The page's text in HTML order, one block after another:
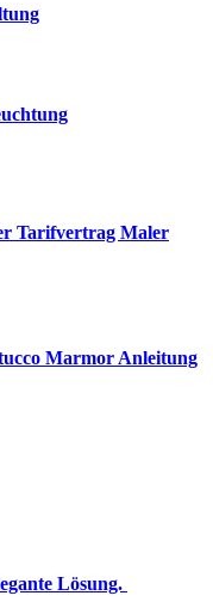
Tarifvertrag Maler
Marmor Anleitung
Lösung.